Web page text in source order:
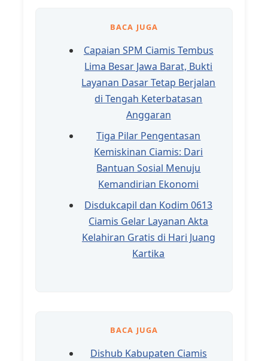
BACA JUGA
Capaian SPM Ciamis Tembus
Lima Besar Jawa Barat, Bukti
Layanan Dasar Tetap Berjalan
di Tengah Keterbatasan
Anggaran
Tiga Pilar Pengentasan
Kemiskinan Ciamis: Dari
Bantuan Sosial Menuju
Kemandirian Ekonomi
Disdukcapil dan Kodim 0613
Ciamis Gelar Layanan Akta
Kelahiran Gratis di Hari Juang
Kartika
BACA JUGA
Dishub Kabupaten Ciamis